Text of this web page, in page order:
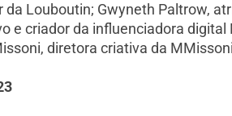
Louboutin; Gwyneth Paltrow,
e criador da influenciadora
diretora criativa da